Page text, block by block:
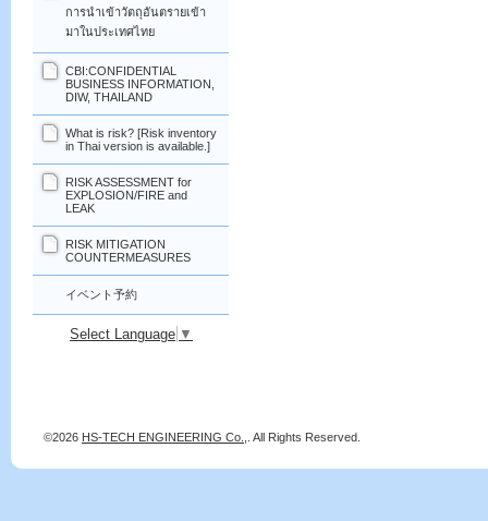
การนำเข้าวัตถุอันตรายเข้า
มาในประเทศไทย
CBI:CONFIDENTIAL
BUSINESS INFORMATION,
DIW, THAILAND
What is risk? [Risk inventory
in Thai version is available.]
RISK ASSESSMENT for
EXPLOSION/FIRE and
LEAK
RISK MITIGATION
COUNTERMEASURES
イベント予約
Select Language ▼
©2026 HS-TECH ENGINEERING Co., . All Rights Reserved.